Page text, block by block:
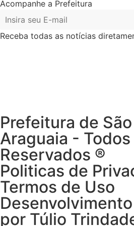
Acompanhe a Prefeitura
Receba todas as notícias
Prefeitura de
Araguaia -
Reservados ®
Politicas de
Termos de Uso
por Túlio